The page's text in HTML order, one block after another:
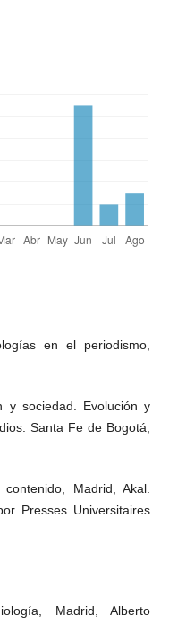
en el periodismo,
y sociedad. Evolución y
Santa Fe de Bogotá,
Madrid, Akal.
Presses Universitaires
Madrid, Alberto